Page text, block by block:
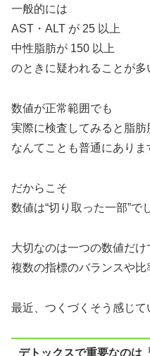
一般的には
AST・ALT が 25 以上
中性脂肪が 150 以上
のときに疑われることが多
数値が正常範囲でも
実際に検査してみると脂肪
なんてことも普通にありま
だからこそ
数値は“切り取った一部”で
大切なのは一つの数値だけ
複数の指標のバランスや比
最近、つくづくそう感じて
デトックスで重要なのは